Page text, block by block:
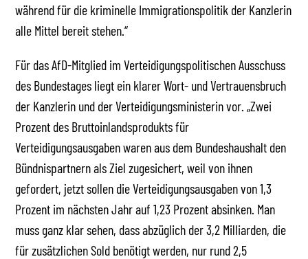
während für die kriminelle Immigrationspolitik der Kanzlerin
alle Mittel bereit stehen.“
Für das AfD-Mitglied im Verteidigungspolitischen Ausschuss
des Bundestages liegt ein klarer Wort- und Vertrauensbruch
der Kanzlerin und der Verteidigungsministerin vor. „Zwei
Prozent des Bruttoinlandsprodukts für
Verteidigungsausgaben waren aus dem Bundeshaushalt den
Bündnispartnern als Ziel zugesichert, weil von ihnen
gefordert, jetzt sollen die Verteidigungsausgaben von 1,3
Prozent im nächsten Jahr auf 1,23 Prozent absinken. Man
muss ganz klar sehen, dass abzüglich der 3,2 Milliarden, die
für zusätzlichen Sold benötigt werden, nur rund 2,5